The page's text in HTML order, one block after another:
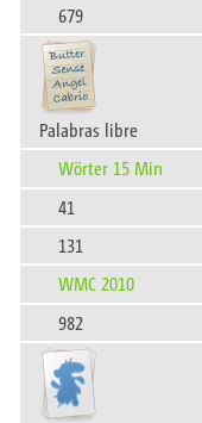
679
Palabras libre
Wörter 15 Min
41
131
WMC 2010
982